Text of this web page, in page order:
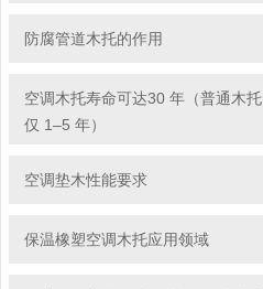
防腐管道木托的作用
空调木托寿命可达30 年（普通木托
仅 1–5 年）
空调垫木性能要求
保温橡塑空调木托应用领域